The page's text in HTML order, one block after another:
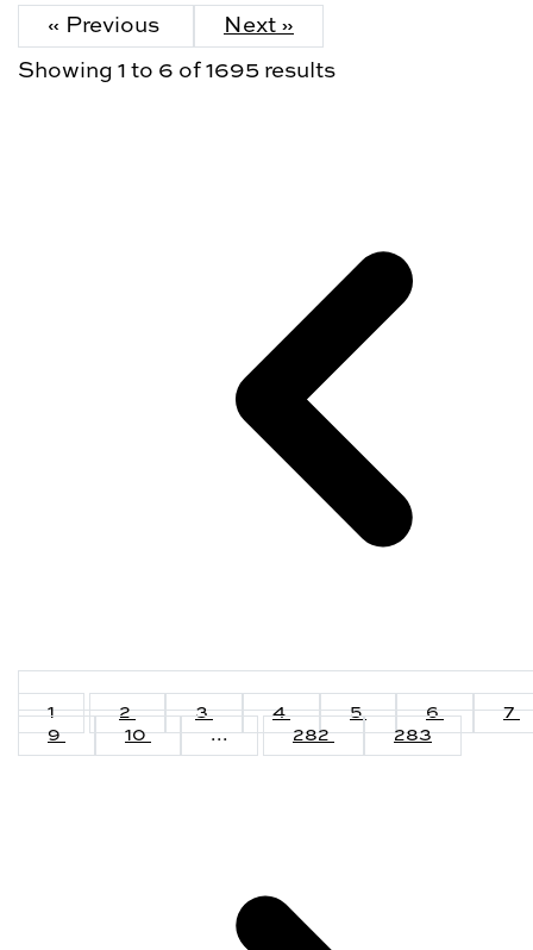
« Previous Next »
Showing 1 to 6 of 1695 results
1 2 3 4 5 6
7
9
10 ... 282 283